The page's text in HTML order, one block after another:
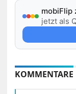
mobiFlip
jetzt als
KOMMENTARE